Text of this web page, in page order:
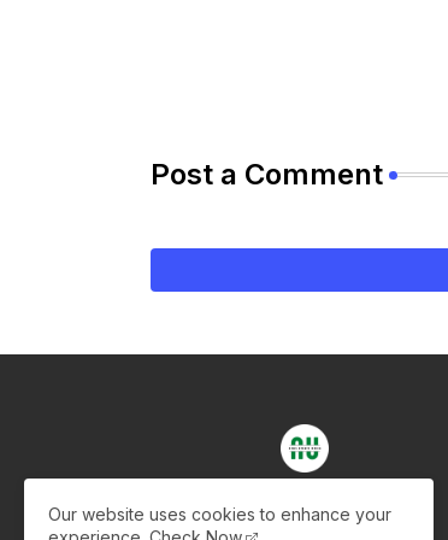
Post a Comment
Our website uses cookies to enhance your